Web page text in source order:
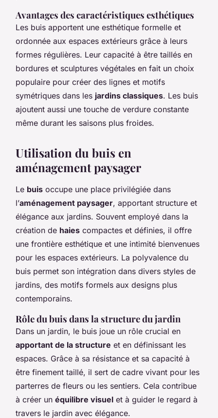
Avantages des caractéristiques esthétiques
Les buis apportent une esthétique formelle et
ordonnée aux espaces extérieurs grâce à leurs
formes régulières. Leur capacité à être taillés en
bordures et sculptures végétales en fait un choix
populaire pour créer des lignes et motifs
symétriques dans les jardins classiques. Les buis
ajoutent aussi une touche de verdure constante
même durant les saisons plus froides.
Utilisation du buis en
aménagement paysager
Le buis occupe une place privilégiée dans
l’aménagement paysager, apportant structure et
élégance aux jardins. Souvent employé dans la
création de haies compactes et définies, il offre
une frontière esthétique et une intimité bienvenues
pour les espaces extérieurs. La polyvalence du
buis permet son intégration dans divers styles de
jardins, des motifs formels aux designs plus
contemporains.
Rôle du buis dans la structure du jardin
Dans un jardin, le buis joue un rôle crucial en
apportant de la structure et en définissant les
espaces. Grâce à sa résistance et sa capacité à
être finement taillé, il sert de cadre vivant pour les
parterres de fleurs ou les sentiers. Cela contribue
à créer un équilibre visuel et à guider le regard à
travers le jardin avec élégance.